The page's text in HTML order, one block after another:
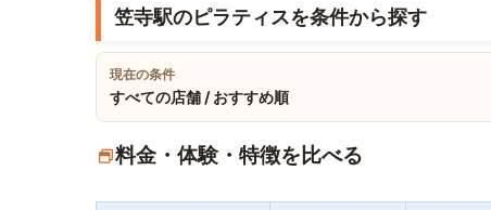
笠寺駅のピラティスを条件から探す
現在の条件
すべての店舗 / おすすめ順
料金・体験・特徴を比べる